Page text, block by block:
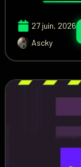
27 juin, 2026
Ascky